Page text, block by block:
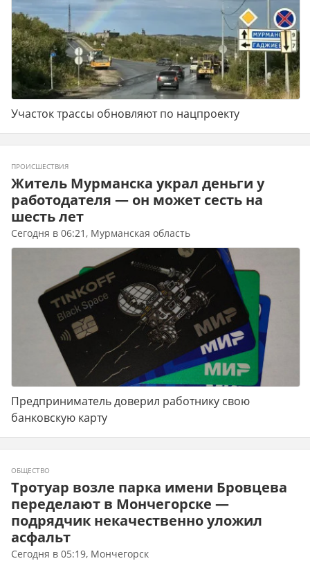
Участок трассы обновляют по нацпроекту
ПРОИСШЕСТВИЯ
Житель Мурманска украл деньги у
работодателя — он может сесть на
шесть лет
Сегодня в 06:21, Мурманская область
Предприниматель доверил работнику свою
банковскую карту
ОБЩЕСТВО
Тротуар возле парка имени Бровцева
переделают в Мончегорске —
подрядчик некачественно уложил
асфальт
Сегодня в 05:19, Мончегорск